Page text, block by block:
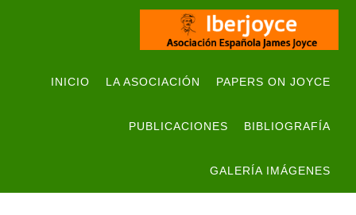
INICIO LA ASOCIACIÓN PAPERS ON JOYCE
PUBLICACIONES BIBLIOGRAFÍA
GALERÍA IMÁGENES